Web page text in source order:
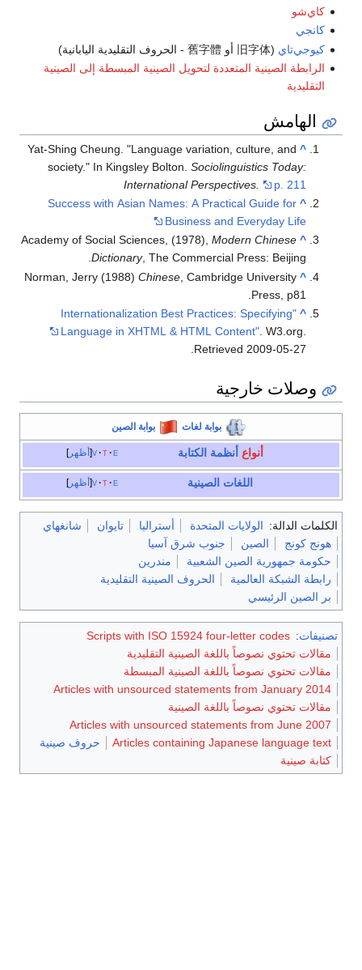
كاي‌شو
كانجي
كيوجي‌تاي (
旧字体 أو 舊字體 - الحروف التقليدية اليابانية)
الرابطة الصينية المتعددة لتحويل الصينية المبسطة إلى الصينية
التقليدية
الهامش
^
Yat-Shing Cheung. "Language variation, culture, and
society." In Kingsley Bolton.Sociolinguistics Today:
International Perspectives.
p. 211
^
Success with Asian Names: A Practical Guide for
Business and Everyday Life
^
Academy of Social Sciences, (1978),Modern Chinese
Dictionary, The Commercial Press: Beijing.
^
Norman, Jerry (1988)Chinese , Cambridge University
Press, p81.
^
"Internationalization Best Practices: Specifying
Language in XHTML & HTML Content" . W3.org
Retrieved 2009-05-27
وصلات خارجية
بوابة لغات بوابة الصين
أظهر v t e أنواع أنظمة الكتابة
أظهر v t e اللغات الصينية
الكلمات الدالة: الولايات المتحدة أستراليا تايوان
شانغهاي
هونج كونج
الصين
جنوب شرق آسيا
حكومة جمهورية الصين الشعبية
مندرين
رابطة الشبكة العالمية
الحروف الصينية التقليدية
بر الصين الرئيسي
تصنيفات:
Scripts with ISO 15924 four-letter codes
مقالات تحتوي نصوصاً باللغة الصينية التقليدية
مقالات تحتوي نصوصاً باللغة الصينية المبسطة
Articles with unsourced statements from January 2014
مقالات تحتوي نصوصاً باللغة الصينية
Articles with unsourced statements from June 2007
Articles containing Japanese language text
حروف صينية
كتابة صينية